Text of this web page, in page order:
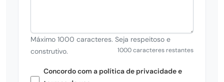
Máximo 1000 caracteres. Seja respeitoso e
construtivo.
1000 caracteres restantes
Concordo com a política de privacidade e